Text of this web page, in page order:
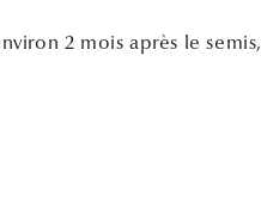
2 mois après le